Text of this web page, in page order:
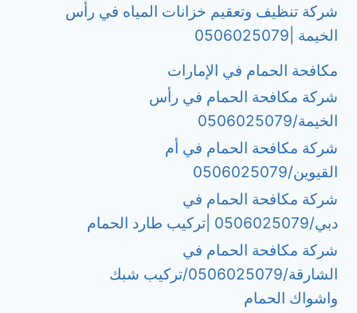
شركة تنظيف وتعقيم خزانات المياه في رأس
الخيمة |0506025079
مكافحة الحمام في الإمارات
شركة مكافحة الحمام في رأس
الخيمة/0506025079
شركة مكافحة الحمام في أم
القيوين/0506025079
شركة مكافحة الحمام في
دبي/0506025079 |تركيب طارد الحمام
شركة مكافحة الحمام في
الشارقة/0506025079/تركيب شبك
واشواك الحمام